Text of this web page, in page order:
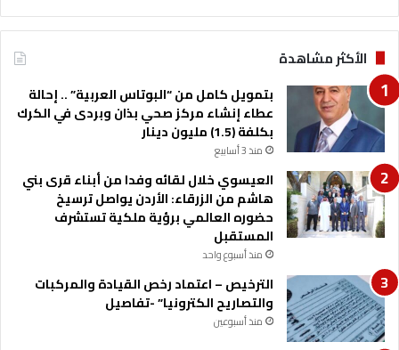
الأكثر مشاهدة
بتمويل كامل من “البوتاس العربية” .. إحالة
عطاء إنشاء مركز صحي بذان وبردى في الكرك
بكلفة (1.5) مليون دينار
منذ 3 أسابيع
العيسوي خلال لقائه وفدا من أبناء قرى بني
هاشم من الزرقاء: الأردن يواصل ترسيخ
حضوره العالمي برؤية ملكية تستشرف
المستقبل
منذ أسبوع واحد
الترخيص – اعتماد رخص القيادة والمركبات
والتصاريح الكترونيا” -تفاصيل
منذ أسبوعين